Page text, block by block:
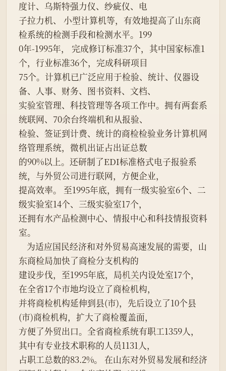
度计、乌斯特强力仪、纱疵仪、电
子拉力机、 小型计算机等，有效地提高了山东商
检系统的检测手段和检测水平。199
0年-1995年， 完成修订标准37个，其中国家标准1
个，行业标准36个，完成科研项目
75个。计算机已广泛应用于检验、统计、仪器设
备、人事、财务、图书资料、文档、
实验室管理、科技管理等各项工作中。拥有两套系
统联网、70余台终端机和从报验、
检验、签证到计费、统计的商检检验业务计算机网
络管理系统，微机出证占出证总数
的90%以上。还研制了EDI标准格式电子报验系
统，与外贸公司进行联网，方便企业，
提高效率。 至1995年底，拥有一级实验室6个、二
级实验室14个、三级实验室17个，
还拥有水产品检测中心、情报中心和科技情报资料
室。
东商检局加快了商检分支机构的
建设步伐，至1995年底，局机关内设处室17个，
在全省17个市地均设立了商检机构，
并将商检机构延伸到县(市)，先后设立了10个县
(市)商检机构，扩大了商检覆盖面，
方便了外贸出口。全省商检系统有职工1359人，
其中有专业技术职称的人员1131人，
占职工总数的83.2%。 在山东对外贸易发展和经济